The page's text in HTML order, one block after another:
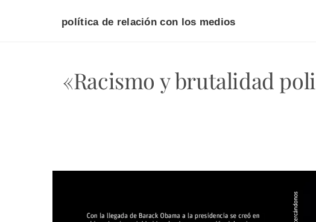
política de relación con los medios
«Racismo y brutalidad